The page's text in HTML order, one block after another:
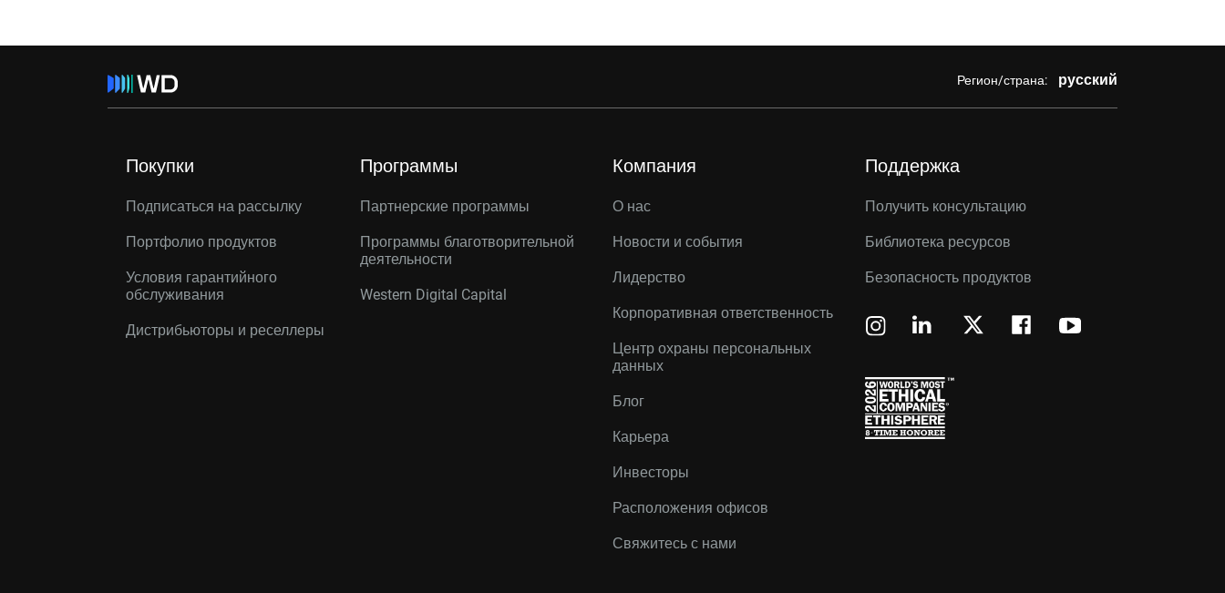
Регион/страна: русский
Покупки
Подписаться на рассылку
Портфолио продуктов
Условия гарантийного
обслуживания
Дистрибьюторы и реселлеры
Программы
Партнерские программы
Программы благотворительной
деятельности
Western Digital Capital
Компания
О нас
Новости и события
Лидерство
Корпоративная ответственность
Центр охраны персональных
данных
Блог
Карьера
Инвесторы
Расположения офисов
Свяжитесь с нами
Поддержка
Получить консультацию
Библиотека ресурсов
Безопасность продуктов